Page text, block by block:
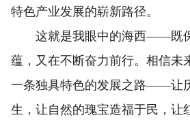
特色产业发展的崭新路径。
这就是我眼中的海西——既保
蕴，又在不断奋力前行。相信未
一条独具特色的发展之路——让
生，让自然的瑰宝造福于民，让